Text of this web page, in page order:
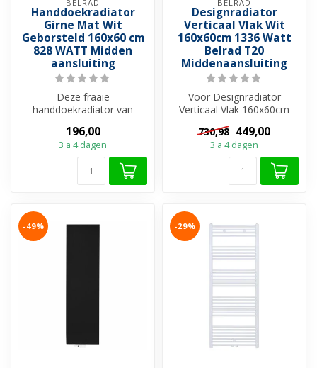
BELRAD
Handdoekradiator
Girne Mat Wit
Geborsteld 160x60 cm
828 WATT Midden
aansluiting
Deze fraaie
handdoekradiator van
modern en steriel eruit...
196,00
3 a 4 dagen
BELRAD
Designradiator
Verticaal Vlak Wit
160x60cm 1336 Watt
Belrad T20
Middenaansluiting
Voor Designradiator
Verticaal Vlak 160x60cm
makkelijk een ...
730,98 449,00
3 a 4 dagen
-49% -29%